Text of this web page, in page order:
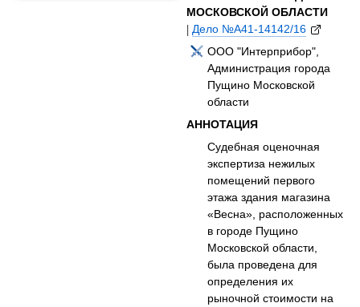
МОСКОВСКОЙ ОБЛАСТИ
|Дело №А41-14142/16
ООО "Интерприбор",
Администрация города
Пущино Московской
области
АННОТАЦИЯ
Судебная оценочная
экспертиза нежилых
помещений первого
этажа здания магазина
«Весна», расположенных
в городе Пущино
Московской области,
была проведена для
определения их
рыночной стоимости на